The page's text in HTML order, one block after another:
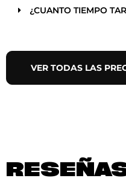
¿CUANTO TIEMPO
VER TODAS LAS